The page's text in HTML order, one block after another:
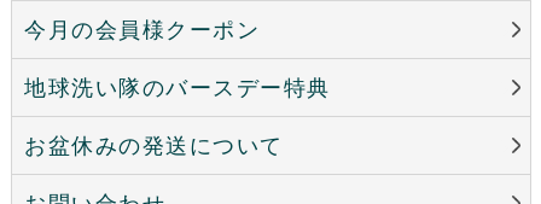
今月の会員様クーポン
地球洗い隊のバースデー特典
お盆休みの発送について